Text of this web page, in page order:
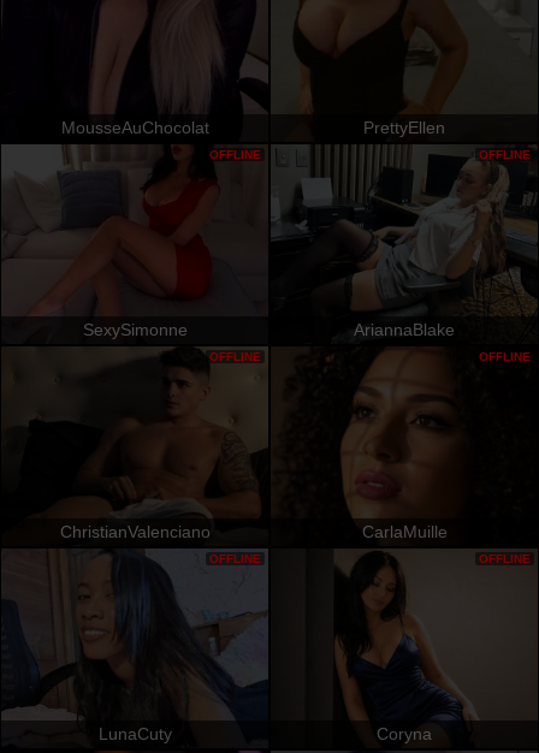
MousseAuChocolat PrettyEllen
SexySimonne
OFFLINE
AriannaBlake
OFFLINE
ChristianValenciano
OFFLINE
CarlaMuille
OFFLINE
LunaCuty
OFFLINE
Coryna
OFFLINE